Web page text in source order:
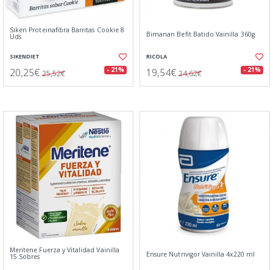
Siken Proteinafibra Barritas Cookie 8
Uds
SIKENDIET
20,25€ 25,52€ - 21%
Bimanan Befit Batido Vainilla 360g
RICOLA
19,54€ 24,62€ - 21%
Meritene Fuerza y Vitalidad Vainilla
15 Sobres Ensure Nutrivigor Vainilla 4x220 ml